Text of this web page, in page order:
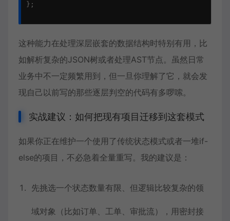
};
这种能力在处理深层嵌套的数据结构时特别有用，比
如解析复杂的JSON树或者处理AST节点。虽然日常
业务中不一定频繁用到，但一旦你理解了它，就会发
现自己以前写的那些逐层判空的代码有多啰嗦。
实战建议：如何把现有项目迁移到这套模式
如果你正在维护一个使用了传统状态模式或者一堆if-
else的项目，不必急着全量重写。我的建议是：
先挑选一个状态数量有限、但逻辑比较复杂的领
域对象（比如订单、工单、审批流），用密封接